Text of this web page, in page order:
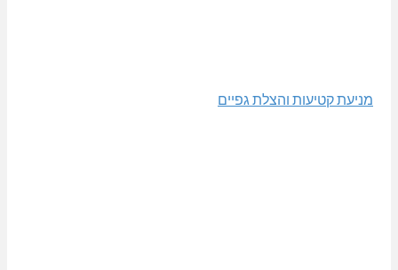
מניעת קטיעות והצלת גפיים